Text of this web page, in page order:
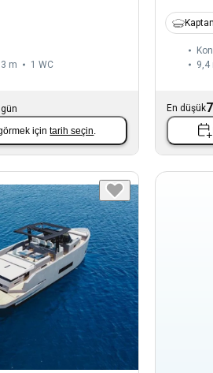
m 1 WC
gün
içintarih seçin
9,4
En düşük